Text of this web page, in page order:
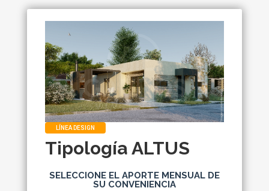
LÍNEA DESIGN
Tipología ALTUS
SELECCIONE EL APORTE MENSUAL DE
SU CONVENIENCIA